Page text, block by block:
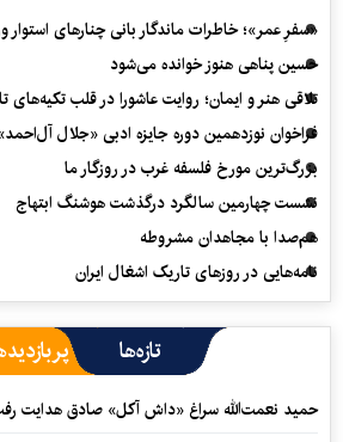
«سفرِ عمر»؛ خاطرات ماندگار بانی چنارهای استوار
حسین پناهی هنوز خوانده می‌شود
تلاقی هنر و ایمان؛ روایت عاشورا در قلب تکیه‌های
فراخوان نوزدهمین دوره جایزه ادبی «جلال
بزرگ‌ترین مورخ فلسفه غرب در روزگار ما
نشست چهارمین سالگرد درگذشت هوشنگ ابتهاج
هم‌صدا با مجاهدان مشروطه
نامه‌هایی در روزهای تاریک اشغال ایران
تازه‌ها
حمید نعمت‌‏الله سراغ «داش آکل» صادق هدایت